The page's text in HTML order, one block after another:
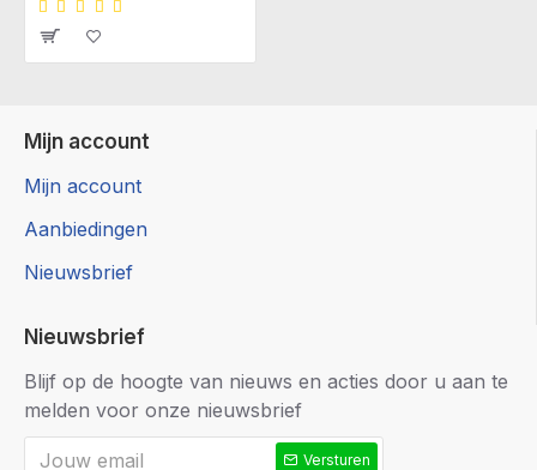
Mijn account
Mijn account
Aanbiedingen
Nieuwsbrief
Nieuwsbrief
Blijf op de hoogte van nieuws en acties door u aan te
melden voor onze nieuwsbrief
Versturen